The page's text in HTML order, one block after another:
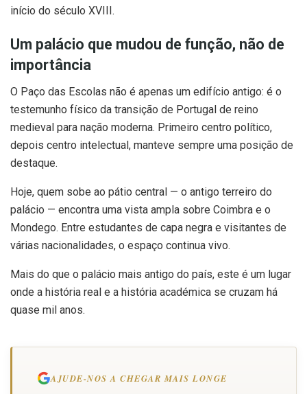
início do século XVIII.
Um palácio que mudou de função, não de
importância
O Paço das Escolas não é apenas um edifício antigo: é o
testemunho físico da transição de Portugal de reino
medieval para nação moderna. Primeiro centro político,
depois centro intelectual, manteve sempre uma posição de
destaque.
Hoje, quem sobe ao pátio central — o antigo terreiro do
palácio — encontra uma vista ampla sobre Coimbra e o
Mondego. Entre estudantes de capa negra e visitantes de
várias nacionalidades, o espaço continua vivo.
Mais do que o palácio mais antigo do país, este é um lugar
onde a história real e a história académica se cruzam há
quase mil anos.
AJUDE-NOS A CHEGAR MAIS LONGE